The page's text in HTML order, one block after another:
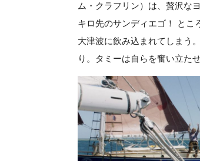
ム・クラフリン）は、贅沢な
キロ先のサンディエゴ！ とこ
大津波に飲み込まれてしまう
り。タミーは自らを奮い立た